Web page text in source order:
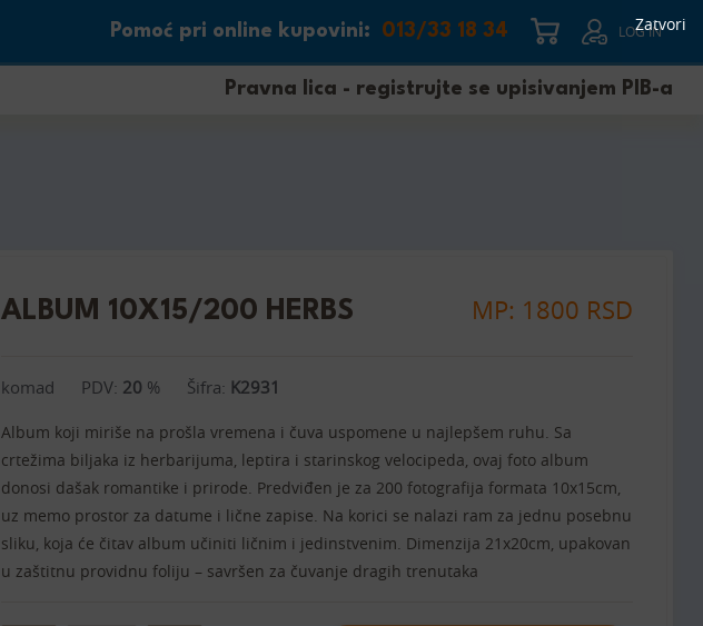
Pomoć pri online kupovini: 013/33 18 34 LOG IN
Pravna lica - registrujte se upisivanjem PIB-a
MP: 1800 RSD
ALBUM 10X15/200 HERBS
komad PDV: 20 % Šifra: K2931
Album koji miriše na prošla vremena i čuva uspomene u najlepšem ruhu. Sa
crtežima biljaka iz herbarijuma, leptira i starinskog velocipeda, ovaj foto album
donosi dašak romantike i prirode. Predviđen je za 200 fotografija formata 10x15cm,
uz memo prostor za datume i lične zapise. Na korici se nalazi ram za jednu posebnu
sliku, koja će čitav album učiniti ličnim i jedinstvenim. Dimenzija 21x20cm, upakovan
u zaštitnu providnu foliju – savršen za čuvanje dragih trenutaka
Zatvori